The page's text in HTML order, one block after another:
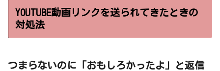
YOUTUBE動画リンクを送られてきたときの
対処法
つまらないのに「おもしろかったよ」と返信